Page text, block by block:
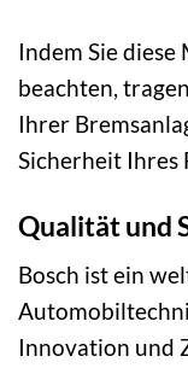
Indem Sie
beachten,
Ihrer
Sicherheit Ihres
Qualität und
Bosch ist ein
Innovation und